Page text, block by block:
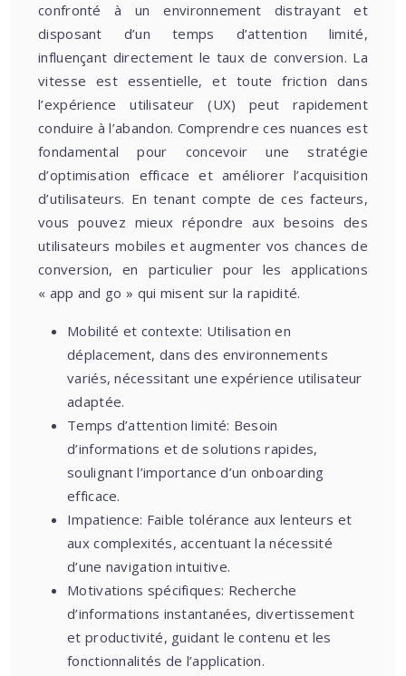
confronté à un environnement distrayant et
disposant d’un temps d’attention limité,
influençant directement le taux de conversion. La
vitesse est essentielle, et toute friction dans
l’expérience utilisateur (UX) peut rapidement
conduire à l’abandon. Comprendre ces nuances est
fondamental pour concevoir une stratégie
d’optimisation efficace et améliorer l’acquisition
d’utilisateurs. En tenant compte de ces facteurs,
vous pouvez mieux répondre aux besoins des
utilisateurs mobiles et augmenter vos chances de
conversion, en particulier pour les applications
« app and go » qui misent sur la rapidité.
Mobilité et contexte: Utilisation en
déplacement, dans des environnements
variés, nécessitant une expérience utilisateur
adaptée.
Temps d’attention limité: Besoin
d’informations et de solutions rapides,
soulignant l’importance d’un onboarding
efficace.
Impatience: Faible tolérance aux lenteurs et
aux complexités, accentuant la nécessité
d’une navigation intuitive.
Motivations spécifiques: Recherche
d’informations instantanées, divertissement
et productivité, guidant le contenu et les
fonctionnalités de l’application.